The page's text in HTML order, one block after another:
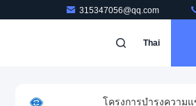
315347056@qq.com
Thai
โครงการบํารุงความแ